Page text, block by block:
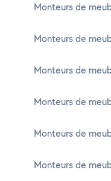
Monteurs de
Monteurs de
Monteurs de
Monteurs de
Monteurs de
Monteurs de